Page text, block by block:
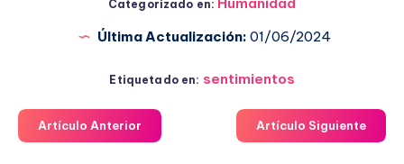
Categorizado en:
Última Actualización: 01/06/2024
Etiquetado en: sentimientos
Artículo Anterior Artículo Siguiente